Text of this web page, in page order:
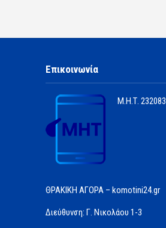
Επικοινωνία
Μ.Η.Τ. 232083
ΘΡΑΚΙΚΗ ΑΓΟΡΑ – komotini24.gr
Διεύθυνση: Γ. Νικολάου 1-3